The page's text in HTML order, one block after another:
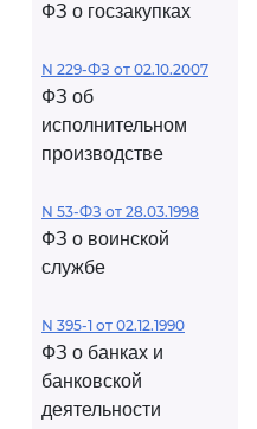
ФЗ о госзакупках
N 229-ФЗ от 02.10.2007
ФЗ об
исполнительном
производстве
N 53-ФЗ от 28.03.1998
ФЗ о воинской
службе
N 395-1 от 02.12.1990
ФЗ о банках и
банковской
деятельности